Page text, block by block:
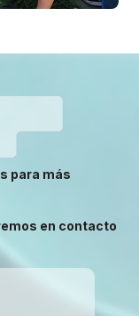
para más
en contacto